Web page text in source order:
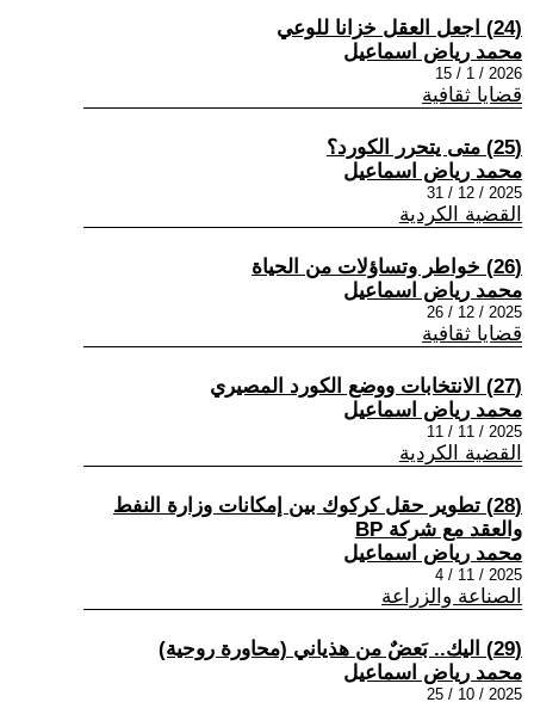
(24) اجعل العقل خزانا للوعي
محمد رياض اسماعيل
2026 / 1 / 15
قضايا ثقافية
(25) متى يتحرر الكورد؟
محمد رياض اسماعيل
2025 / 12 / 31
القضية الكردية
(26) خواطر وتساؤلات من الحياة
محمد رياض اسماعيل
2025 / 12 / 26
قضايا ثقافية
(27) الانتخابات ووضع الكورد المصيري
محمد رياض اسماعيل
2025 / 11 / 11
القضية الكردية
(28) تطوير حقل كركوك بين إمكانات وزارة النفط
والعقد مع شركة BP
محمد رياض اسماعيل
2025 / 11 / 4
الصناعة والزراعة
(29) اليك.. بَعضٌ من هذياني (محاورة روحية)
محمد رياض اسماعيل
2025 / 10 / 25